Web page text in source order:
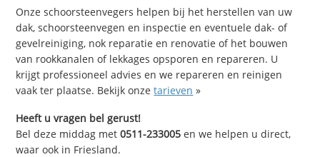
Onze schoorsteenvegers helpen bij het herstellen van uw
dak, schoorsteenvegen en inspectie en eventuele dak- of
gevelreiniging, nok reparatie en renovatie of het bouwen
van rookkanalen of lekkages opsporen en repareren. U
krijgt professioneel advies en we repareren en reinigen
vaak ter plaatse. Bekijk onzetarieven »
Heeft u vragen bel gerust!
Bel deze middag met0511-233005 en we helpen u direct,
waar ook in Friesland.